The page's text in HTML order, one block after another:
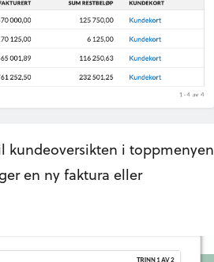
kundeoversikten i toppmenyen
en ny faktura eller